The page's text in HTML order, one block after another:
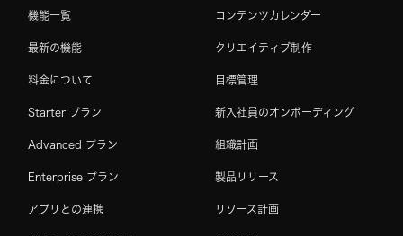
機能一覧
最新の機能
料金について
Starter プラン
Advanced プラン
Enterprise プラン
アプリとの連携
コンテンツカレンダー
クリエイティブ制作
目標管理
新入社員のオンボーディング
組織計画
製品リリース
リソース計画